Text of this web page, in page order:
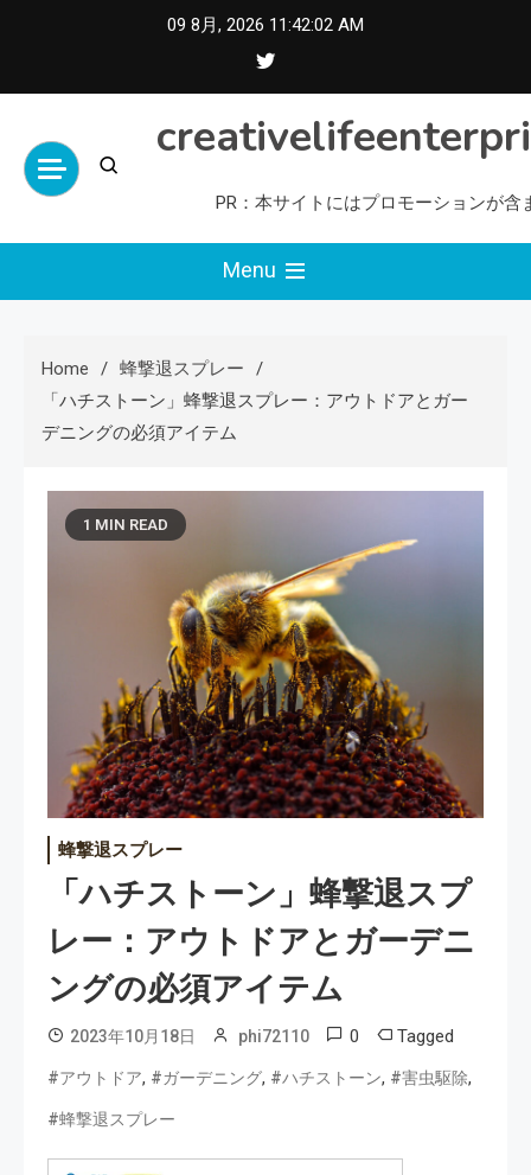
09 8月, 2026 11:42:03 AM
PR：本サイトにはプロモーションが含
Menu
Home
蜂撃退スプレー
「ハチストーン」蜂撃退スプレー：アウトドアとガー
デニングの必須アイテム
1 MIN READ
蜂撃退スプレー
「ハチストーン」蜂撃退スプ
レー：アウトドアとガーデニ
ングの必須アイテム
2023年10月18日 phi72110 0 Tagged
#アウトドア, #ガーデニング, #ハチストーン, #害虫駆除,
#蜂撃退スプレー